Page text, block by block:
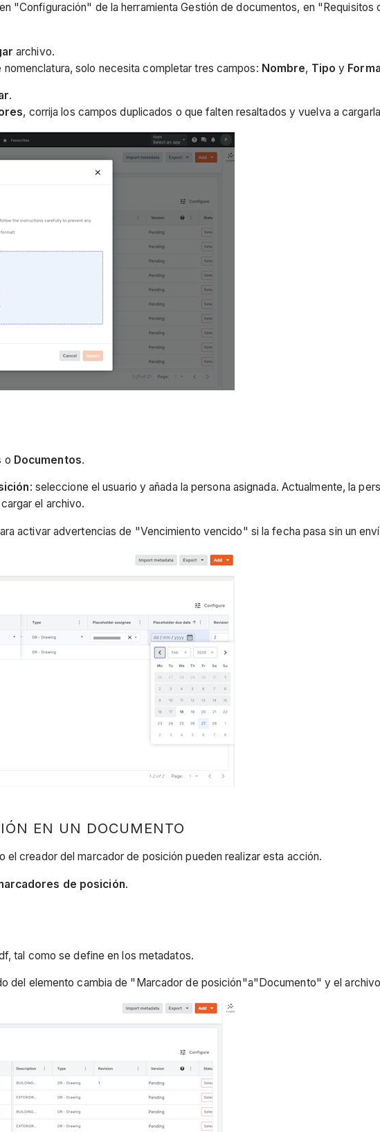
"Configuración" de la herramienta Gestión de documentos, en "Requisitos
archivo.
nomenclatura, solo necesita completar tres campos: Nombre, Tipo y
.
, corrija los campos duplicados o que falten resaltados y vuelva a
o Documentos.
: seleccione el usuario y añada la persona asignada. Actualmente, la
el archivo.
activar advertencias de "Vencimiento vencido" si la fecha pasa sin un
EN UN DOCUMENTO
el creador del marcador de posición pueden realizar esta acción.
de posición.
tal como se define en los metadatos.
del elemento cambia de "Marcador de posición"a"Documento" y el